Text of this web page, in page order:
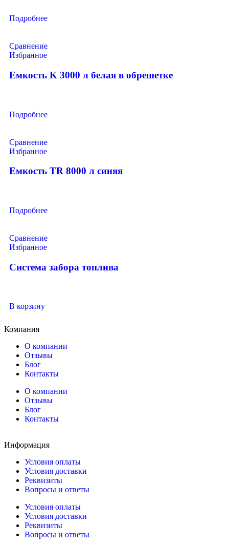
Подробнее
Сравнение
Избранное
Емкость K 3000 л белая в обрешетке
Подробнее
Сравнение
Избранное
Емкость TR 8000 л синяя
Подробнее
Сравнение
Избранное
Система забора топлива
В корзину
Компания
О компании
Отзывы
Блог
Контакты
О компании
Отзывы
Блог
Контакты
Информация
Условия оплаты
Условия доставки
Реквизиты
Вопросы и ответы
Условия оплаты
Условия доставки
Реквизиты
Вопросы и ответы